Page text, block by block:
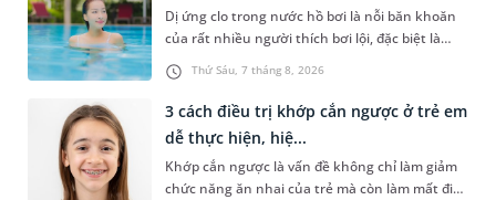
Thứ Sáu, 7 tháng 8, 2026
Dị ứng clo trong nước hồ bơi là nỗi băn khoăn
của rất nhiều người thích bơi lội, đặc biệt là
những trường hợp thường xuyên bơi ở những
hồ bơi nhân tạo. Bài v...
3 cách điều trị khớp cắn ngược ở trẻ em
dễ thực hiện, hiệ...
Khớp cắn ngược là vấn đề không chỉ làm giảm
chức năng ăn nhai của trẻ mà còn làm mất đi